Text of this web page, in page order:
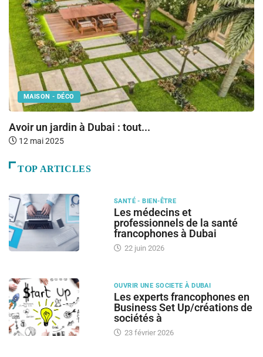
MAISON - DÉCO
Avoir un jardin à Dubai : tout...
12 mai 2025
TOP ARTICLES
SANTÉ - BIEN-ÊTRE
Les médecins et
professionnels de la santé
francophones à Dubai
22 juin 2026
OUVRIR UNE SOCIETE À DUBAI
Les experts francophones en
Business Set Up/créations de
sociétés à
23 février 2026